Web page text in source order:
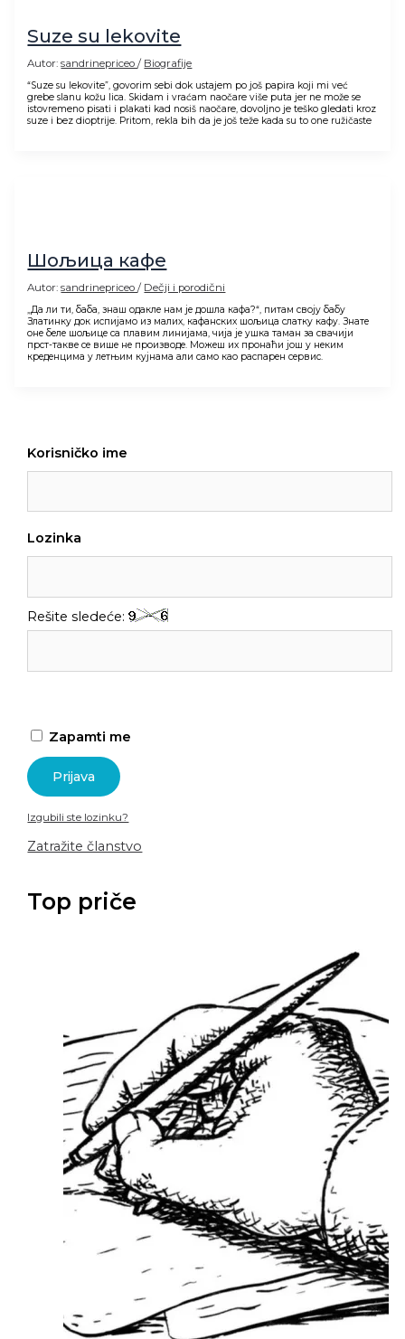
Suze su lekovite
Autor:sandrinepriceo/ Biografije
“Suze su lekovite”, govorim sebi dok ustajem po još papira koji mi već
grebe slanu kožu lica. Skidam i vraćam naočare više puta jer ne može se
istovremeno pisati i plakati kad nosiš naočare, dovoljno je teško gledati kroz
suze i bez dioptrije. Pritom, rekla bih da je još teže kada su to one ružičaste
Шољица кафе
Autor:sandrinepriceo/ Dečji i porodični
„Да ли ти, баба, знаш одакле нам је дошла кафа?“, питам своју бабу
Златинку док испијамо из малих, кафанских шољица слатку кафу. Знате
оне беле шољице са плавим линијама, чија је ушка таман за свачији
прст-такве се више не производе. Можеш их пронаћи још у неким
креденцима у летњим кујнама али само као распарен сервис.
Korisničko ime
Lozinka
Rešite sledeće:
Zapamti me
Izgubili ste lozinku?
Zatražite članstvo
Top priče